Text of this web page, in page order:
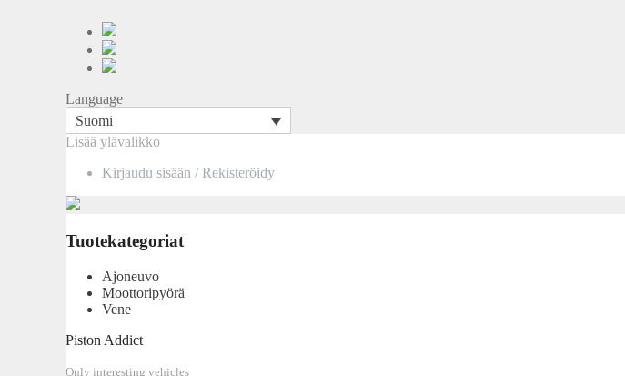
Language
Suomi
Siirry
Lisää ylävalikko
Kirjaudu sisään / Rekisteröidy
Tuotekategoriat
Ajoneuvo
Moottoripyörä
Vene
Piston Addict
Only interesting vehicles